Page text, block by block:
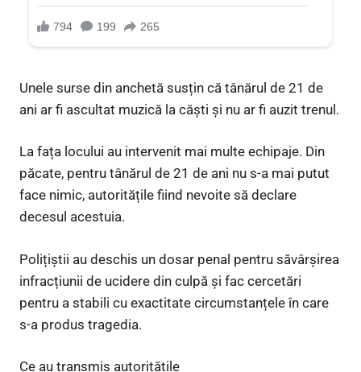
Unele surse din anchetă susțin că tânărul de 21 de
ani ar fi ascultat muzică la căști și nu ar fi auzit trenul.
La fața locului au intervenit mai multe echipaje. Din
păcate, pentru tânărul de 21 de ani nu s-a mai putut
face nimic, autoritățile fiind nevoite să declare
decesul acestuia.
Polițiștii au deschis un dosar penal pentru săvârșirea
infracțiunii de ucidere din culpă și fac cercetări
pentru a stabili cu exactitate circumstanțele în care
s-a produs tragedia.
Ce au transmis autoritățile